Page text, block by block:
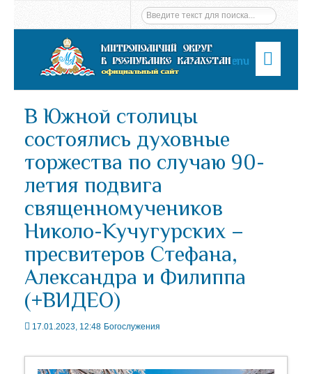
Menu
В Южной столицы
состоялись духовные
торжества по случаю 90-
летия подвига
священномучеников
Николо-Кучугурских –
пресвитеров Стефана,
Александра и Филиппа
(+ВИДЕО)
17.01.2023, 12:48 Богослужения